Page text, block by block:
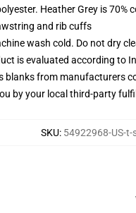
Heather Grey is
and rib cuffs
wash cold. Do not dry
is evaluated according to
blanks from manufacturers
by your local third-party
SKU: 54922968-US-t-